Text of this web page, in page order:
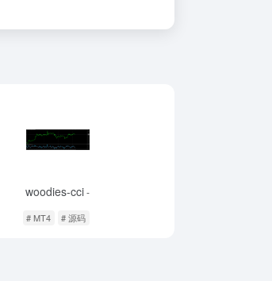
woodies-cci-
# MT4 # 源码